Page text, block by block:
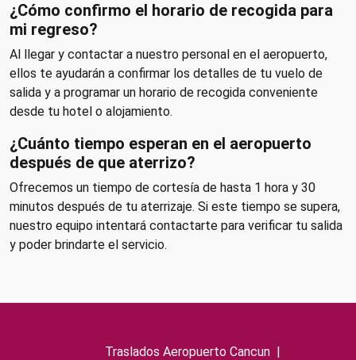
¿Cómo confirmo el horario de recogida para
mi regreso?
Al llegar y contactar a nuestro personal en el aeropuerto,
ellos te ayudarán a confirmar los detalles de tu vuelo de
salida y a programar un horario de recogida conveniente
desde tu hotel o alojamiento.
¿Cuánto tiempo esperan en el aeropuerto
después de que aterrizo?
Ofrecemos un tiempo de cortesía de hasta 1 hora y 30
minutos después de tu aterrizaje. Si este tiempo se supera,
nuestro equipo intentará contactarte para verificar tu salida
y poder brindarte el servicio.
Traslados Aeropuerto Cancun |